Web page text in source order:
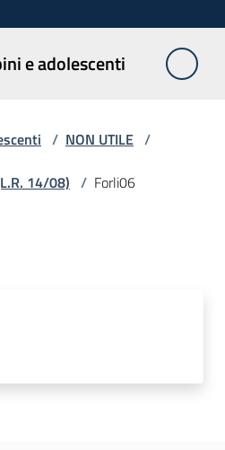
e adolescenti
/ NON UTILE /
14/08) / Forli06